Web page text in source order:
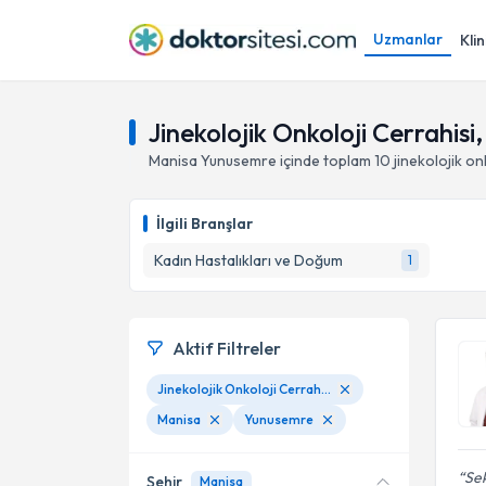
Uzmanlar
Jinekolojik Onkoloji
Manisa Yunusemre içinde toplam 10 jinekolojik
İlgili Branşlar
Kadın Hastalıkları ve Doğum
1
Aktif Filtreler
Jinekolojik Onkoloji Cerrahisi
Manisa
Yunusemre
Şehir Manisa